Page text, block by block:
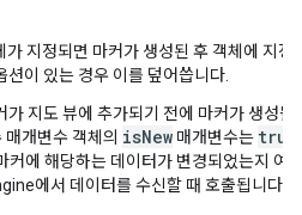
가 지정되면 마커가 생성된 후 객체에 지정
션이 있는 경우 이를 덮어씁니다.
가 지도 뷰에 추가되기 전에 마커가 생성될
개변수 객체의 isNew 매개변수는 true
커에 해당하는 데이터가 변경되었는지 여
에서 데이터를 수신할 때 호출됩니다.